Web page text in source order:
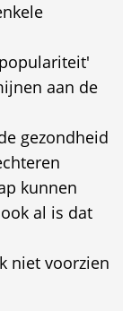
aan de
gezondheid
kunnen
al is dat
niet voorzien